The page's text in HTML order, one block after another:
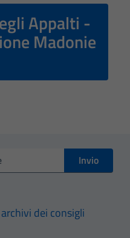
Appalti -
Madonie
Invio
dei consigli